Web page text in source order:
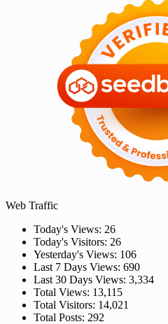
Web Traffic
Today's Views: 26
Today's Visitors: 26
Yesterday's Views: 106
Last 7 Days Views: 690
Last 30 Days Views: 3,334
Total Views: 13,115
Total Visitors: 14,021
Total Posts: 292